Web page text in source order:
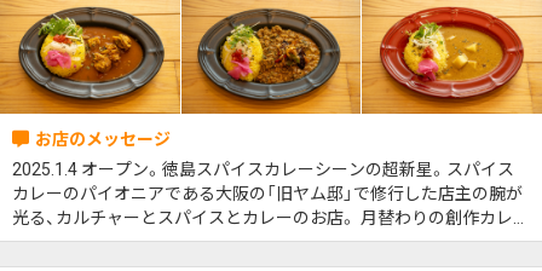
2025.1.4 オープン。徳島スパイスカレーシーンの超新星。スパイス
カレーのパイオニアである大阪の「旧ヤム邸」で修行した店主の腕が
光る、カルチャーとスパイスとカレーのお店。 月替わりの創作カレー
や野菜のみのココナッツカレーなど様々なカレーを楽しめる。